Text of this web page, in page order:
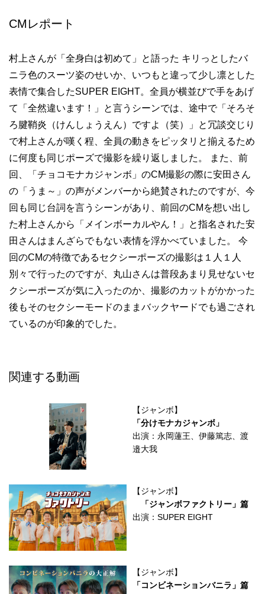
CMレポート
村上さんが「全身白は初めて」と語った キリっとしたバ
ニラ色のスーツ姿のせいか、いつもと違って少し凛とした
表情で集合したSUPER EIGHT。全員が横並びで手をあげ
て「全然違います！」と言うシーンでは、途中で「そろそ
ろ腱鞘炎（けんしょうえん）ですよ（笑）」と冗談交じり
で村上さんが嘆く程、全員の動きをピッタリと揃えるため
に何度も同じポーズで撮影を繰り返しました。 また、前
回、「チョコモナカジャンボ」のCM撮影の際に安田さん
の「うま～」の声がメンバーから絶賛されたのですが、今
回も同じ台詞を言うシーンがあり、前回のCMを想い出し
た村上さんから「メインボーカルやん！」と指名された安
田さんはまんざらでもない表情を浮かべていました。 今
回のCMの特徴であるセクシーポーズの撮影は１人１人
別々で行ったのですが、丸山さんは普段あまり見せないセ
クシーポーズが気に入ったのか、撮影のカットがかかった
後もそのセクシーモードのままバックヤードでも過ごされ
ているのが印象的でした。
関連する動画
【ジャンボ】
「分けモナカジャンボ」
出演：永岡蓮王、伊藤篤志、渡
邉大我
【ジャンボ】
「ジャンボファクトリー」篇
出演：SUPER EIGHT
【ジャンボ】
「コンビネーションバニラ」篇